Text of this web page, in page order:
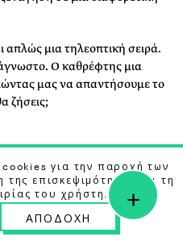
μια τηλεοπτική σειρά.
Ο καθρέφτης μια
μας να απαντήσουμε το
ζήσεις;
Σκυλακάκη | Σκηνοθεσία:
Πέπη Τυλιγάδη | Διεύθυνση
| Διεύθυνση
| Σύμβουλοι Παραγωγής:
για την παροχή των
επισκεψιμότητας και τη
του χρήστη. Μάθετε
ΑΠΟΔΟΧΗ
+